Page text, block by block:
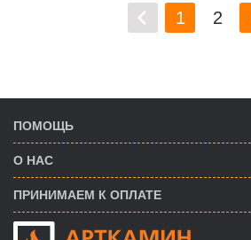
1 2
ПОМОЩЬ
О НАС
ПРИНИМАЕМ К ОПЛАТЕ